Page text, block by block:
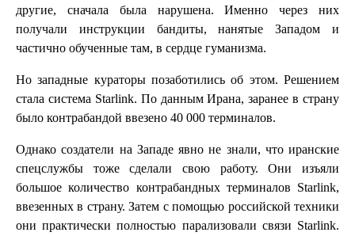
другие, сначала была нарушена. Именно через них
получали инструкции бандиты, нанятые Западом и
частично обученные там, в сердце гуманизма.
Но западные кураторы позаботились об этом. Решением
стала система Starlink. По данным Ирана, заранее в страну
было контрабандой ввезено 40 000 терминалов.
Однако создатели на Западе явно не знали, что иранские
спецслужбы тоже сделали свою работу. Они изъяли
большое количество контрабандных терминалов Starlink,
ввезенных в страну. Затем с помощью российской техники
они практически полностью парализовали связи Starlink.